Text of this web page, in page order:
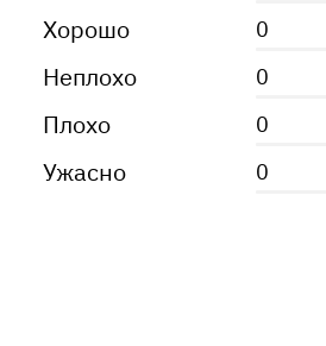
Хорошо 0
Неплохо 0
Плохо 0
Ужасно 0